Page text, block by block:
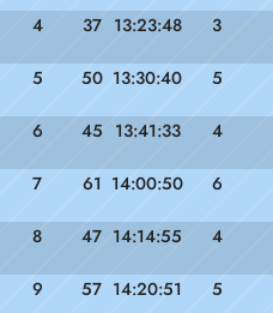
4 37 13:23:48 3
5 50 13:30:40 5
6 45 13:41:33 4
7 61 14:00:50 6
8 47 14:14:55 4
9 57 14:20:51 5